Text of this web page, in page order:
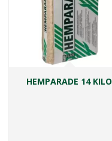
HEMPARADE 14 KILO